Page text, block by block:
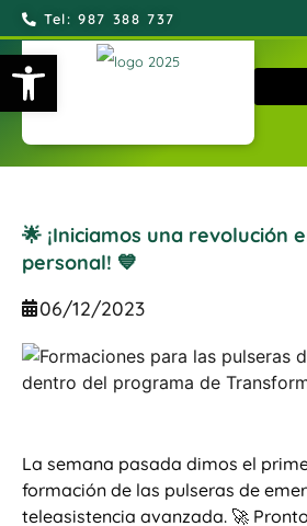
Abrir barra de herramientas
Tel: 987 388 737
🌟 ¡Iniciamos una revolución
personal! 💙
06/12/2023
La semana pasada dimos el
formación de las pulseras de
teleasistencia avanzada. 🚀